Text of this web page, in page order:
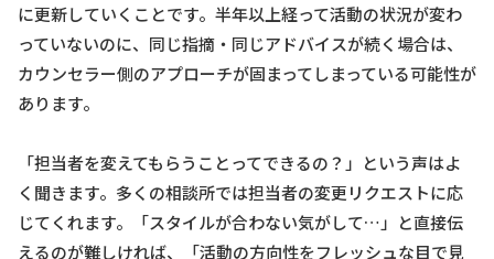
に更新していくことです。半年以上経って活動の状況が変わ
っていないのに、同じ指摘・同じアドバイスが続く場合は、
カウンセラー側のアプローチが固まってしまっている可能性が
あります。
「担当者を変えてもらうことってできるの？」という声はよ
く聞きます。多くの相談所では担当者の変更リクエストに応
じてくれます。「スタイルが合わない気がして…」と直接伝
えるのが難しければ、「活動の方向性をフレッシュな目で見